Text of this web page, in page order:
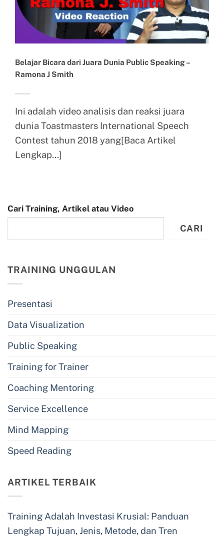
Belajar Bicara dari Juara Dunia Public Speaking –
Ramona J Smith
Ini adalah video analisis dan reaksi juara
dunia Toastmasters International Speech
Contest tahun 2018 yang[Baca Artikel
Lengkap...]
Cari Training, Artikel atau Video
CARI
TRAINING UNGGULAN
Presentasi
Data Visualization
Public Speaking
Training for Trainer
Coaching Mentoring
Service Excellence
Mind Mapping
Speed Reading
ARTIKEL TERBAIK
Training Adalah Investasi Krusial: Panduan
Lengkap Tujuan, Jenis, Metode, dan Tren